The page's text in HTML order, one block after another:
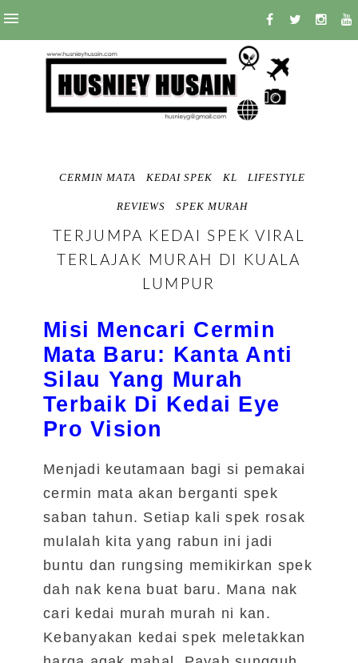
CERMIN MATA KEDAI SPEK KL LIFESTYLE
REVIEWS SPEK MURAH
TERJUMPA KEDAI SPEK VIRAL
TERLAJAK MURAH DI KUALA
LUMPUR
Misi Mencari Cermin
Mata Baru: Kanta Anti
Silau Yang Murah
Terbaik Di Kedai Eye
Pro Vision
Menjadi keutamaan bagi si pemakai
cermin mata akan berganti spek
saban tahun. Setiap kali spek rosak
mulalah kita yang rabun ini jadi
buntu dan rungsing memikirkan spek
dah nak kena buat baru. Mana nak
cari kedai murah murah ni kan.
Kebanyakan kedai spek meletakkan